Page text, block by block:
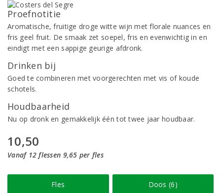
Proefnotitie
Aromatische, fruitige droge witte wijn met florale nuances en
fris geel fruit. De smaak zet soepel, fris en evenwichtig in en
eindigt met een sappige geurige afdronk.
Drinken bij
Goed te combineren met voorgerechten met vis of koude
schotels.
Houdbaarheid
Nu op dronk en gemakkelijk één tot twee jaar houdbaar.
10,50
Vanaf 12 flessen 9,65 per fles
Fles Doos (6)